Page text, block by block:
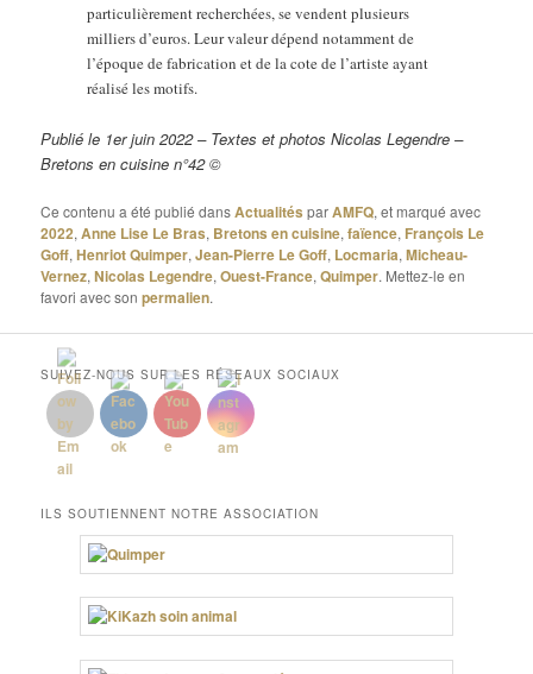
particulièrement recherchées, se vendent plusieurs
milliers d’euros. Leur valeur dépend notamment de
l’époque de fabrication et de la cote de l’artiste ayant
réalisé les motifs.
Publié le 1er juin 2022 – Textes et photos Nicolas Legendre –
Bretons en cuisine n°42 ©
Ce contenu a été publié dansActualités parAMFQ, et marqué avec
2022,Anne Lise Le Bras, Bretons en cuisine,faïence, François Le
Goff,Henriot Quimper,Jean-Pierre Le Goff, Locmaria,Micheau-
Vernez,Nicolas Legendre,Ouest-France,Quimper. Mettez-le en
favori avec sonpermalien.
SUIVEZ-NOUS SUR LES RÉSEAUX SOCIAUX
ILS SOUTIENNENT NOTRE ASSOCIATION